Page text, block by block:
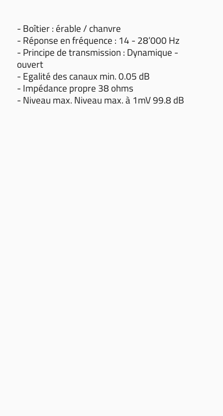
- Boîtier : érable / chanvre
- Réponse en fréquence : 14 - 28’000 Hz
- Principe de transmission : Dynamique -
ouvert
- Egalité des canaux min. 0.05 dB
- Impédance propre 38 ohms
- Niveau max. Niveau max. à 1mV 99.8 dB